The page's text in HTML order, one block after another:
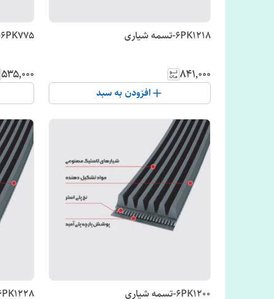
6PK1218-تسمه شیاری
۸۴۱٬۰۰۰
افزودن به سبد
6PK775-تسمه شیاری
۵۳۵٬۰۰۰
6PK1200-تسمه شیاری 6PK1228-تسمه شیاری